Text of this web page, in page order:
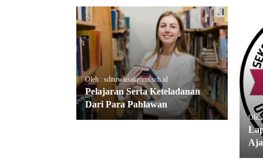
Oleh : sdituwaisalqorni.sch.id
Pelajaran Serta Keteladanan
Dari Para Pahlawan